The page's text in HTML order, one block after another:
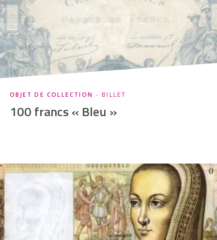
OBJET DE COLLECTION - BILLET
100 francs « Bleu »